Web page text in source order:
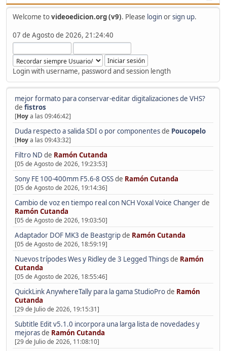
Welcome tovideoedicion.org (v9). Please loginorsign up.
07 de Agosto de 2026, 21:24:40
Login with username, password and session length
mejor formato para conservar-editar digitalizaciones de VHS?
de fistros
[Hoya las 09:46:42]
Duda respecto a salida SDI o por componentesde Poucopelo
[Hoya las 09:43:32]
Filtro ND de Ramón Cutanda
[05 de Agosto de 2026, 19:23:53]
Sony FE 100-400mm F5.6-8 OSSde Ramón Cutanda
[05 de Agosto de 2026, 19:14:36]
Cambio de voz en tiempo real con NCH Voxal Voice Changerde
Ramón Cutanda
[05 de Agosto de 2026, 19:03:50]
Adaptador DOF MK3 de Beastgripde Ramón Cutanda
[05 de Agosto de 2026, 18:59:19]
Nuevos trípodes Wes y Ridley de 3 Legged Thingsde Ramón
Cutanda
[05 de Agosto de 2026, 18:55:46]
QuickLink AnywhereTally para la gama StudioProde Ramón
Cutanda
[29 de Julio de 2026, 19:15:31]
Subtitle Edit v5.1.0 incorpora una larga lista de novedades y
mejorasde Ramón Cutanda
[29 de Julio de 2026, 11:08:10]